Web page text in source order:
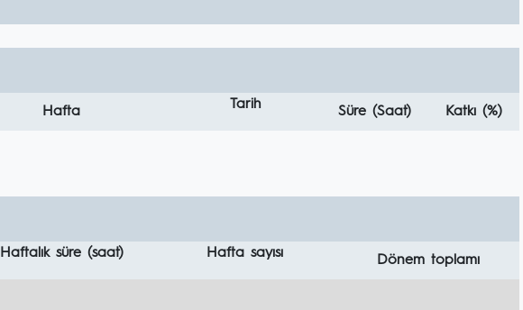
Hafta Tarih Süre (Saat) Katkı (%)
Haftalık süre (saat) Hafta sayısı Dönem toplamı